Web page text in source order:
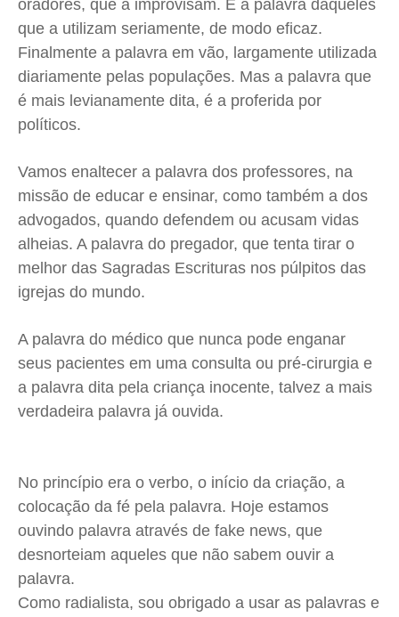
Economia
Cultura
Colunas
Jr Mignone (in memorian)
Wanda Sily
Publicidade Legal
Anuncie
Quem Somos
Expediente
Contato
Anuncie
Privacidade
Economia
Cultura
Colunas
Jr Mignone (in memorian)
Wanda Sily
Publicidade Legal
Anuncie
Quem Somos
Expediente
Contato
Anuncie
Privacidade
Economia
Cultura
Colunas
Jr Mignone (in memorian)
Wanda Sily
Publicidade Legal
Anuncie
Quem Somos
Expediente
Contato
Anuncie
Privacidade
Economia
Cultura
Colunas
Jr Mignone (in memorian)
Wanda Sily
Publicidade Legal
Anuncie
Quem Somos
Expediente
Contato
Anuncie
Privacidade
oradores, que a improvisam. E a palavra daqueles
que a utilizam seriamente, de modo eficaz.
Finalmente a palavra em vão, largamente utilizada
diariamente pelas populações. Mas a palavra que
é mais levianamente dita, é a proferida por
políticos.
Vamos enaltecer a palavra dos professores, na
missão de educar e ensinar, como também a dos
advogados, quando defendem ou acusam vidas
alheias. A palavra do pregador, que tenta tirar o
melhor das Sagradas Escrituras nos púlpitos das
igrejas do mundo.
A palavra do médico que nunca pode enganar
seus pacientes em uma consulta ou pré-cirurgia e
a palavra dita pela criança inocente, talvez a mais
verdadeira palavra já ouvida.
No princípio era o verbo, o início da criação, a
colocação da fé pela palavra. Hoje estamos
ouvindo palavra através de fake news, que
desnorteiam aqueles que não sabem ouvir a
palavra.
Como radialista, sou obrigado a usar as palavras e